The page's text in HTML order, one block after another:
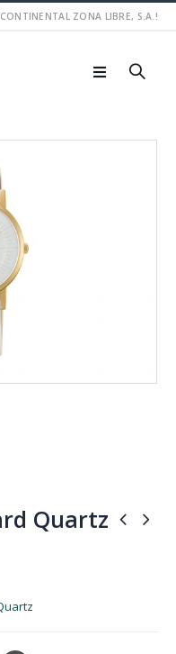
ZONA LIBRE, S.A.!
Quartz